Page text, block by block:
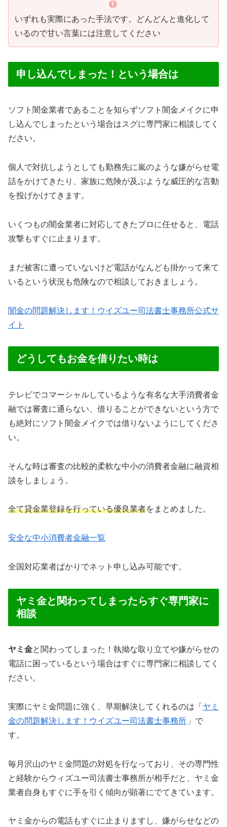
いずれも実際にあった手法です。どんどんと進化して
いるので甘い言葉には注意してください
申し込んでしまった！という場合は
ソフト闇金業者であることを知らずソフト闇金メイクに申
し込んでしまったという場合はスグに専門家に相談してく
ださい。
個人で対抗しようとしても勤務先に嵐のような嫌がらせ電
話をかけてきたり、家族に危険が及ぶような威圧的な言動
を投げかけてきます。
いくつもの闇金業者に対応してきたプロに任せると、電話
攻撃もすぐに止まります。
まだ被害に遭っていないけど電話がなんども掛かって来て
いるという状況も危険なので相談しておきましょう。
闇金の問題解決します！ウイズユー司法書士事務所公式サ
イト
どうしてもお金を借りたい時は
テレビでコマーシャルしているような有名な大手消費者金
融では審査に通らない、借りることができないという方で
も絶対にソフト闇金メイクでは借りないようにしてくださ
い。
そんな時は審査の比較的柔軟な中小の消費者金融に融資相
談をしましょう。
全て貸金業登録を行っている優良業者をまとめました。
安全な中小消費者金融一覧
全国対応業者ばかりでネット申し込み可能です。
ヤミ金と関わってしまったらすぐ専門家に
相談
ヤミ金と関わってしまった！執拗な取り立てや嫌がらせの
電話に困っているという場合はすぐに専門家に相談してく
ださい。
実際にヤミ金問題に強く、早期解決してくれるのは「 ヤミ
金の問題解決します！ウイズユー司法書士事務所 」で
す。
毎月沢山のヤミ金問題の対処を行なっており、その専門性
と経験からウィズユー司法書士事務所が相手だと、ヤミ金
業者自身もすぐに手を引く傾向が顕著にでてきています。
ヤミ金からの電話もすぐに止まりますし、嫌がらせなどの